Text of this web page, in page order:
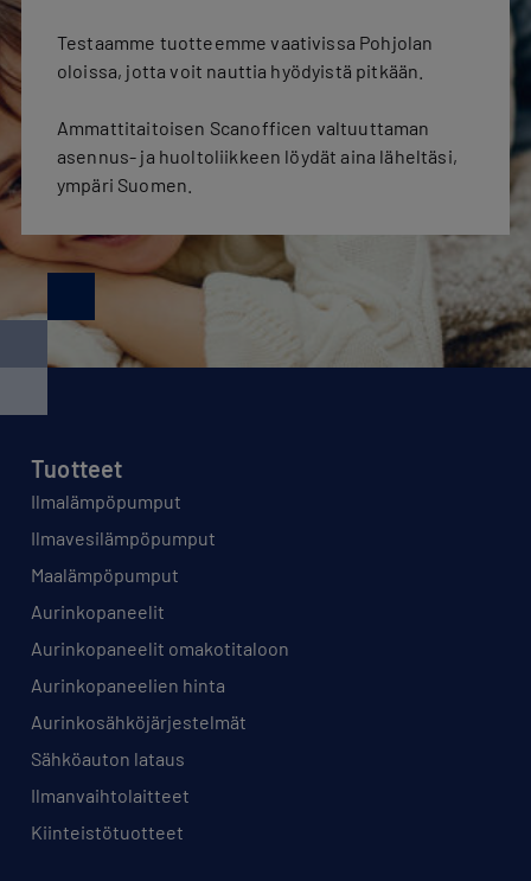
Testaamme tuotteemme vaativissa Pohjolan
oloissa, jotta voit nauttia hyödyistä pitkään.
Ammattitaitoisen Scanofficen valtuuttaman
asennus- ja huoltoliikkeen löydät aina läheltäsi,
ympäri Suomen.
Tuotteet
Ilmalämpöpumput
Ilmavesilämpöpumput
Maalämpöpumput
Aurinkopaneelit
Aurinkopaneelit omakotitaloon
Aurinkopaneelien hinta
Aurinkosähköjärjestelmät
Sähköauton lataus
Ilmanvaihtolaitteet
Kiinteistötuotteet